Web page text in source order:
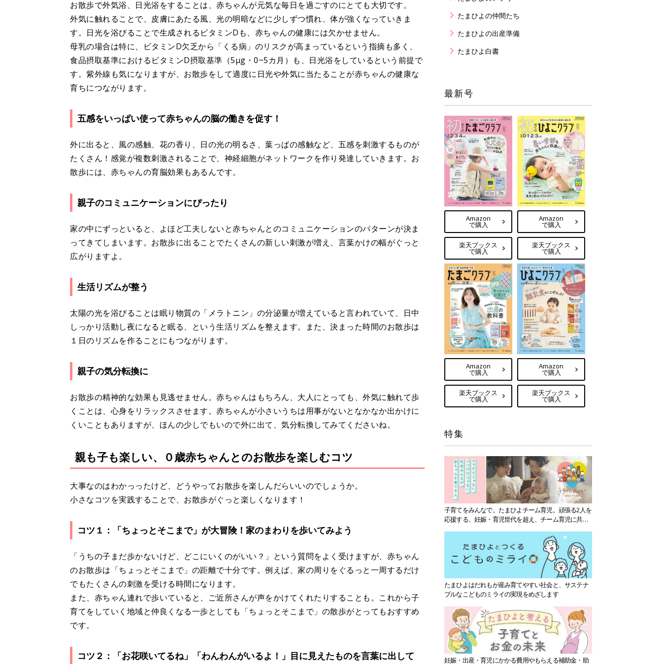
お散歩で外気浴、日光浴をすることは、赤ちゃんが元気な毎日を過ごすのにとても大切です。
外気に触れることで、皮膚にあたる風、光の明暗などに少しずつ慣れ、体が強くなっていきま
す。日光を浴びることで生成されるビタミンDも、赤ちゃんの健康には欠かせません。
母乳の場合は特に、ビタミンD欠乏から「くる病」のリスクが高まっているという指摘も多く、
食品摂取基準におけるビタミンD摂取基準（5μg・0~5カ月）も、日光浴をしているという前提で
す。紫外線も気になりますが、お散歩をして適度に日光や外気に当たることが赤ちゃんの健康な
育ちにつながります。
五感をいっぱい使って赤ちゃんの脳の働きを促す！
外に出ると、風の感触、花の香り、日の光の明るさ、葉っぱの感触など、五感を刺激するものが
たくさん！感覚が複数刺激されることで、神経細胞がネットワークを作り発達していきます。お
散歩には、赤ちゃんの育脳効果もあるんです。
親子のコミュニケーションにぴったり
家の中にずっといると、よほど工夫しないと赤ちゃんとのコミュニケーションのパターンが決ま
ってきてしまいます。お散歩に出ることでたくさんの新しい刺激が増え、言葉かけの幅がぐっと
広がりますよ。
生活リズムが整う
太陽の光を浴びることは眠り物質の「メラトニン」の分泌量が増えていると言われていて、日中
しっかり活動し夜になると眠る、という生活リズムを整えます。また、決まった時間のお散歩は
１日のリズムを作ることにもつながります。
親子の気分転換に
お散歩の精神的な効果も見逃せません。赤ちゃんはもちろん、大人にとっても、外気に触れて歩
くことは、心身をリラックスさせます。赤ちゃんが小さいうちは用事がないとなかなか出かけに
くいこともありますが、ほんの少しでもいので外に出て、気分転換してみてくださいね。
親も子も楽しい、０歳赤ちゃんとのお散歩を楽しむコツ
大事なのはわかっったけど、どうやってお散歩を楽しんだらいいのでしょうか。
小さなコツを実践することで、お散歩がぐっと楽しくなります！
コツ１：「ちょっとそこまで」が大冒険！家のまわりを歩いてみよう
「うちの子まだ歩かないけど、どこにいくのがいい？」という質問をよく受けますが、赤ちゃん
のお散歩は「ちょっとそこまで」の距離で十分です。例えば、家の周りをぐるっと一周するだけ
でもたくさんの刺激を受ける時間になります。
また、赤ちゃん連れで歩いていると、ご近所さんが声をかけてくれたりすることも。これから子
育てをしていく地域と仲良くなる一歩としても「ちょっとそこまで」の散歩がとってもおすすめ
です。
コツ２：「お花咲いてるね」「わんわんがいるよ！」目に見えたものを言葉に出して
たまひよの仲間たち
たまひよの出産準備
たまひよ白書
最新号
Amazon
で購入
楽天ブックス
で購入
Amazon
で購入
楽天ブックス
で購入
Amazon
で購入
楽天ブックス
で購入
Amazon
で購入
楽天ブックス
で購入
特集
子育てをみんなで。たまひよチーム育児。頑張る2人を
応援する、妊娠・育児世代を超え、チーム育児に共感
たまひよはだれもが産み育てやすい社会と、サステナ
ブルなこどものミライの実現をめざします
妊娠・出産・育児にかかる費用やもらえる補助金・助